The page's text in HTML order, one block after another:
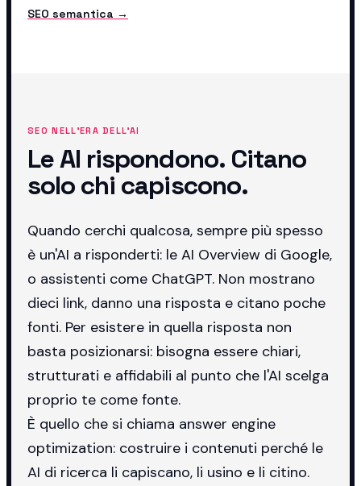
SEO semantica →
SEO NELL'ERA DELL'AI
Le AI rispondono. Citano
solo chi capiscono.
Quando cerchi qualcosa, sempre più spesso
è un'AI a risponderti: le AI Overview di Google,
o assistenti come ChatGPT. Non mostrano
dieci link, danno una risposta e citano poche
fonti. Per esistere in quella risposta non
basta posizionarsi: bisogna essere chiari,
strutturati e affidabili al punto che l'AI scelga
proprio te come fonte.
È quello che si chiama answer engine
optimization: costruire i contenuti perché le
AI di ricerca li capiscano, li usino e li citino.